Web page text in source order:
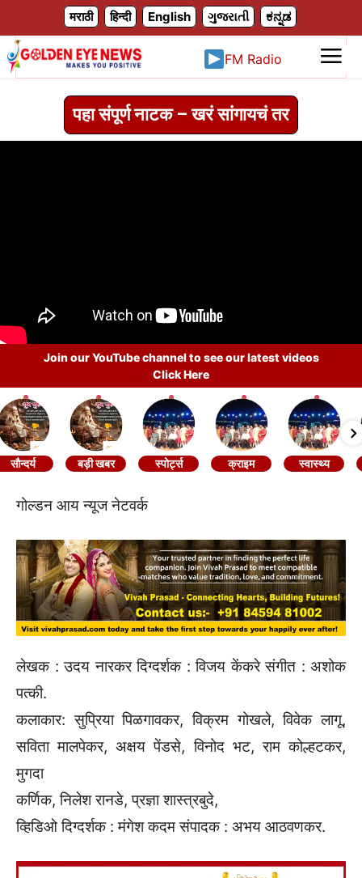
मराठी हिन्दी English ગુજરાતી ಕನ್ನಡ
FM Radio
पहा संपूर्ण नाटक – खरं सांगायचं तर
Join our YouTube channel to see our latest videos
Click Here
सौन्दर्य बड़ी खबर स्पोर्ट्स क्राइम स्वास्थ्य
गोल्डन आय न्यूज नेटवर्क
लेखक : उदय नारकर दिग्दर्शक : विजय केंकरे संगीत : अशोक
पत्की.
कलाकार: सुप्रिया पिळगावकर, विक्रम गोखले, विवेक लागू,
सविता मालपेकर, अक्षय पेंडसे, विनोद भट, राम कोल्हटकर,
मुगदा
कर्णिक, निलेश रानडे, प्रज्ञा शास्त्रबुदे,
व्हिडिओ दिग्दर्शक : मंगेश कदम संपादक : अभय आठवणकर.